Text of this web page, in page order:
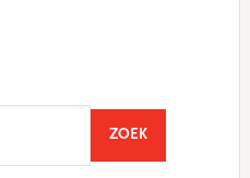
ZOEKSEARCH